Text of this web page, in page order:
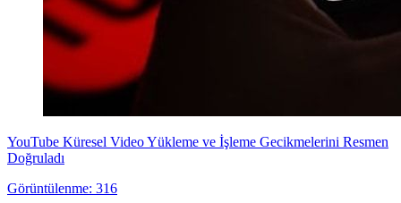
YouTube Küresel Video Yükleme ve İşleme Gecikmelerini Resmen
Doğruladı
Görüntülenme: 316